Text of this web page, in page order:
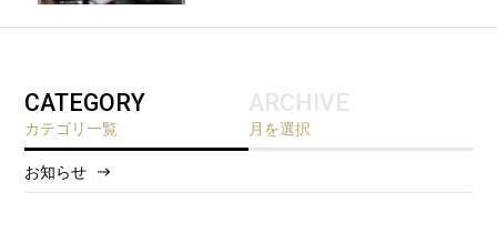
CATEGORY
カテゴリ一覧
お知らせ
ARCHIVE
月を選択